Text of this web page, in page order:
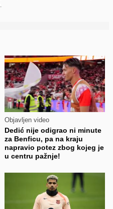
Objavljen video
Dedić nije odigrao ni minute
za Benficu, pa na kraju
napravio potez zbog kojeg je
u centru pažnje!